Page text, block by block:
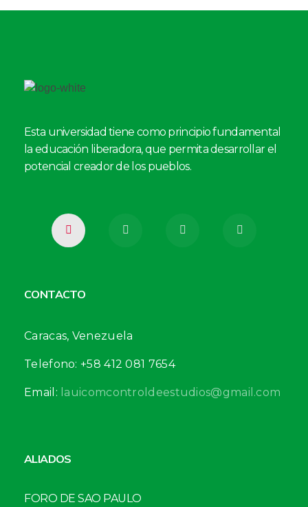
Esta universidad tiene como principio fundamental
la educación liberadora, que permita desarrollar el
potencial creador de los pueblos.
CONTACTO
Caracas, Venezuela
Telefono: +58 412 081 7654
Email: lauicomcontroldeestudios@gmail.com
ALIADOS
FORO DE SAO PAULO